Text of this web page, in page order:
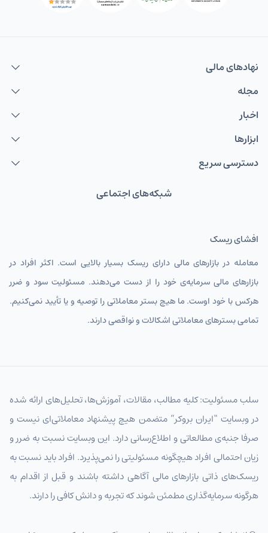
نهاد‌های مالی
مجله
اخبار
ابزارها
دسترسی سریع
شبکه‌های اجتماعی
افشای ریسک
معامله در بازارهای مالی دارای ریسک بسیار بالایی است. اکثر افراد در
بازارهای مالی سرمایه‌ی خود را از دست می‌دهند. مسئولیت سود و ضرر
هرکس با خود اوست. ما هیچ بستر معاملاتی را توصیه و یا تأیید نمی‌کنیم.
تمامی بسترهای معاملاتی اشکالات و نواقصی دارند.
سلب مسئولیت: کلیه مطالب، مقالات، آموزش‌ها، تحلیل‌های ارائه شده
در وبسایت “ایران بروکر” متضمن هیچ پیشنهاد معاملاتی‌ای نیست و
صرفا جنبه‌ی مطالعاتی و اطلاع‌رسانی دارد. این وبسایت نسبت به ضرر و
زیان احتمالی افراد هیچگونه مسئولیتی را نمی‌پذیرد. افراد باید نسبت به
ریسک‌های ذاتی بازارهای مالی آگاهی داشته باشند و قبل از اقدام به
هرگونه سرمایه‌گذاری مطمئن شوند که تجربه و دانش کافی را دارند.